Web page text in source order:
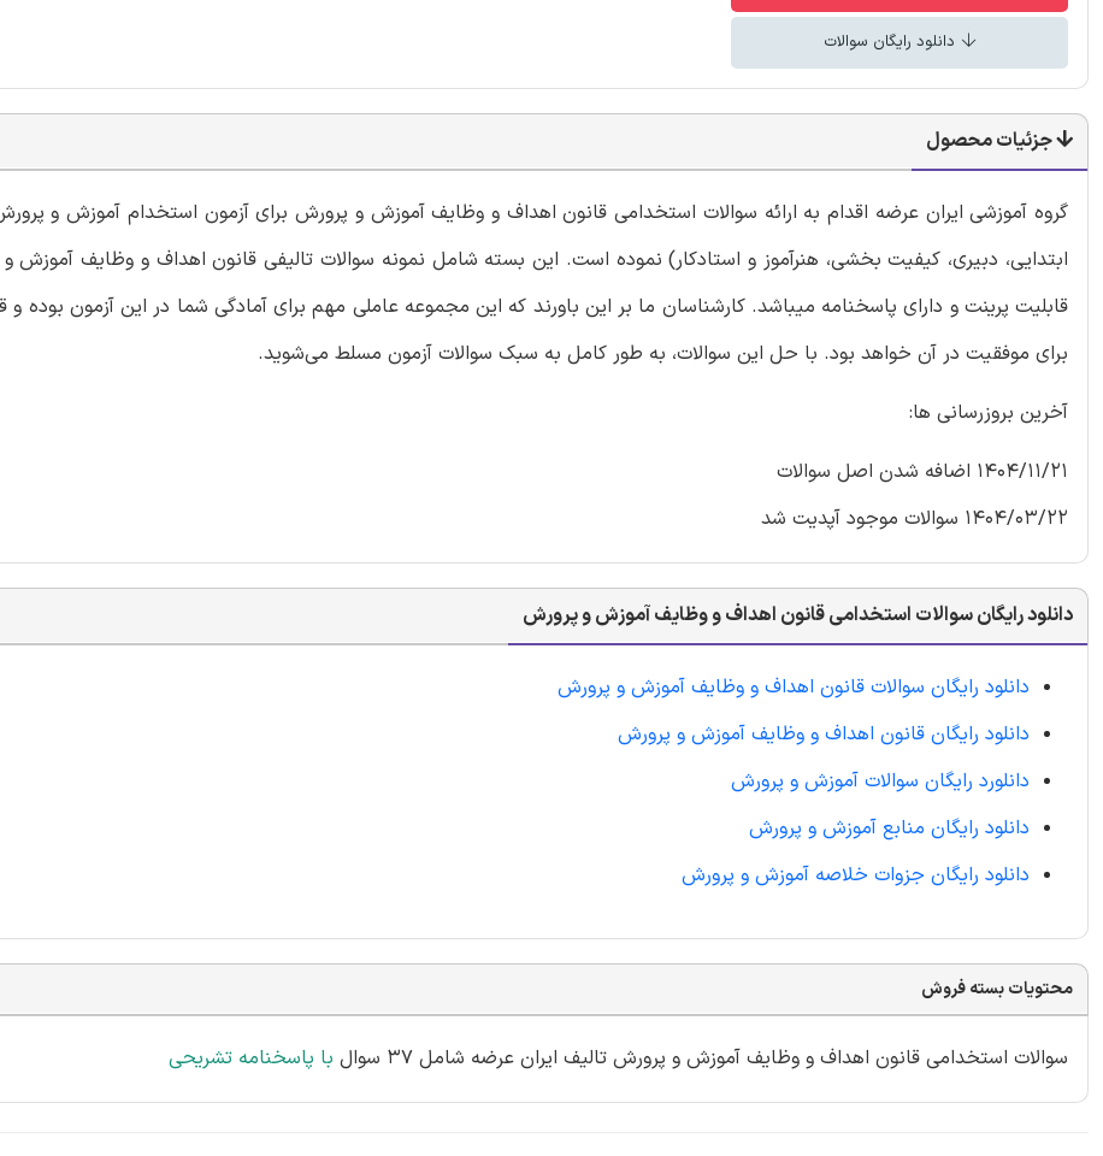
دانلود رایگان سوالات
جزئیات محصول
گروه آموزشی ایران عرضه اقدام به ارائه سوالات استخدامی قانون اهداف و وظایف آموزش و پرورش برای آزمون استخدام آموزش و
ابتدایی، دبیری، کیفیت بخشی، هنرآموز و استادکار) نموده است. این بسته شامل نمونه سوالات تالیفی قانون اهداف و وظایف آموزش
قابلیت پرینت و دارای پاسخنامه میباشد. کارشناسان ما بر این باورند که این مجموعه عاملی مهم برای آمادگی شما در این آزمون بوده
برای موفقیت در آن خواهد بود. با حل این سوالات، به طور کامل به سبک سوالات آزمون مسلط می‌شوید.
آخرین بروزرسانی ها:
1404/11/21 اضافه شدن اصل سوالات
1404/03/22 سوالات موجود آپدیت شد
دانلود رایگان سوالات استخدامی قانون اهداف و وظایف آموزش و پرورش
دانلود رایگان سوالات قانون اهداف و وظایف آموزش و پرورش
دانلود رایگان قانون اهداف و وظایف آموزش و پرورش
دانلورد رایگان سوالات آموزش و پرورش
دانلود رایگان منابع آموزش و پرورش
دانلود رایگان جزوات خلاصه آموزش و پرورش
محتویات بسته فروش
سوالات استخدامی قانون اهداف و وظایف آموزش و پرورش تالیف ایران عرضه شامل 37 سوال با پاسخنامه تشریحی